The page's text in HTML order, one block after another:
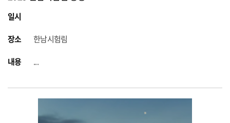
일시
장소
한남시험림
내용
...